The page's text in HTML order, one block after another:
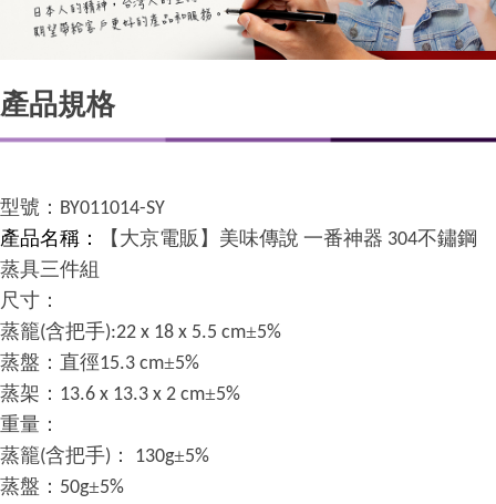
產品規格
型號： BY011014-SY
產品名稱： 【大京電販】美味傳說 一番神器 304不鏽鋼
蒸具三件組
尺寸：
蒸籠(含把手):22 x 18 x 5.5 cm±5%
蒸盤：直徑15.3 cm±5%
蒸架： 13.6 x 13.3 x 2 cm±5%
重量：
蒸籠(含把手) ： 130g±5%
蒸盤： 50g±5%